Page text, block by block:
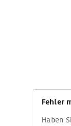
Fehler
Haben